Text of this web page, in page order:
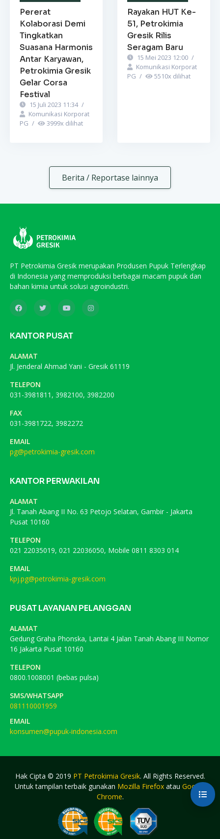
Pererat
Kolaborasi Demi
Tingkatkan
Suasana Harmonis
Antar Karyawan,
Petrokimia Gresik
Gelar Corsa
Festival
15 Juli 2023 11:34 /
Komunikasi Korporat
PG / 3999x dilihat
Rayakan HUT Ke-
51, Petrokimia
Gresik Rilis
Seragam Baru
15 Mei 2023 12:00 /
Komunikasi Korporat
PG / 5510x dilihat
Berita / Reportase lainnya
PT Petrokimia Gresik merupakan Produsen Pupuk Terlengkap
di Indonesia yang memproduksi berbagai macam pupuk dan
bahan kimia untuk solusi agroindustri.
KANTOR PUSAT
ALAMAT
Jl. Jenderal Ahmad Yani - Gresik 61119
TELEPON
031-3981811, 3982100, 3982200
FAX
031-3981722, 3982272
EMAIL
pg@petrokimia-gresik.com
KANTOR PERWAKILAN
ALAMAT
Jl. Tanah Abang II No. 63 Petojo Selatan, Gambir - Jakarta
Pusat 10160
TELEPON
021 22035019, 021 22036050, Mobile 0811 8303 014
EMAIL
kpj.pg@petrokimia-gresik.com
PUSAT LAYANAN PELANGGAN
ALAMAT
Gedung Graha Phonska, Lantai 4 Jalan Tanah Abang III Nomor
16 Jakarta Pusat 10160
TELEPON
0800.1008001 (bebas pulsa)
SMS/WHATSAPP
081110001959
EMAIL
konsumen@pupuk-indonesia.com
Hak Cipta © 2019 PT Petrokimia Gresik. All Rights Reserved.
Untuk tampilan terbaik gunakan Mozilla Firefox atau Google
Chrome.